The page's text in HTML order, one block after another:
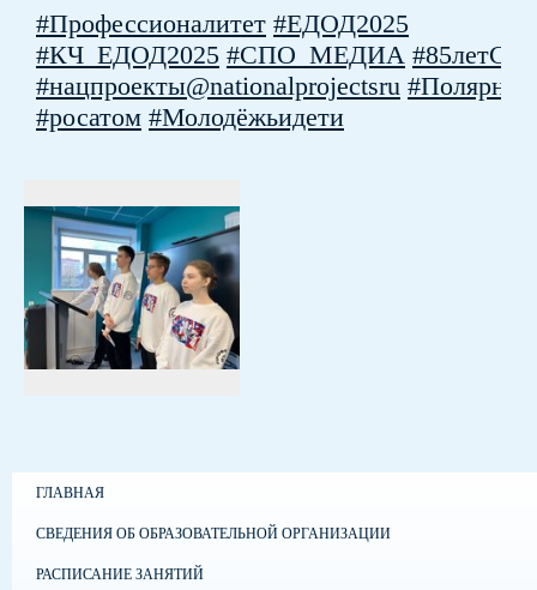
#Профессионалитет #ЕДОД2025
#КЧ_ЕДОД2025 #СПО_МЕДИА
#нацпроекты@nationalprojectsru
#росатом #Молодёжьидети
ГЛАВНАЯ
СВЕДЕНИЯ ОБ ОБРАЗОВАТЕЛЬНОЙ ОРГАНИЗАЦИИ
РАСПИСАНИЕ ЗАНЯТИЙ